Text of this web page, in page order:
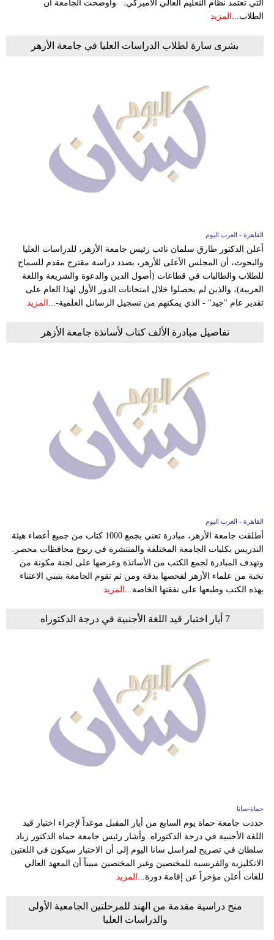
التي تعتمد نظام التعليم العالي الاميركي. واوضحت الجامعة ان
الطلاب... المزيد
بشرى سارة لطلاب الدراسات العليا في جامعة الأزهر
القاهرة - العرب اليوم
أعلن الدكتور طارق سلمان نائب رئيس جامعة الأزهر، للدراسات العليا
والبحوث، أن المجلس الأعلى للأزهر، بصدد دراسة مقترح مقدم للسماح
للطلاب والطالبات في قطاعات (أصول الدين والدعوة والشريعة واللغة
العربية)، والذين لم يحصلوا خلال امتحانات الدور الأول لهذا العام على
تقدير عام "جيد" - الذي يمكنهم من تسجيل الرسائل العلمية-... المزيد
تفاصيل مبادرة الألف كتاب لأساتذة جامعة الأزهر
القاهرة - العرب اليوم
أطلقت جامعة الأزهر، مبادرة تعني بجمع 1000 كتاب من جميع أعضاء هيئة
التدريس بكليات الجامعة المختلفة والمنتشرة في ربوع محافظات محصر.
وتهدف المبادرة لجمع الكتب من الأساتذة وعرضها على لجنة مكونة من
نخبة من علماء الأزهر لفحصها بدقة ومن ثم تقوم الجامعة بتبني الاعتناء
بهذه الكتب وطبعها على نفقتها الخاصة... المزيد
7 أيار اختبار قيد اللغة الأجنبية في درجة الدكتوراه
حماة-سانا
حددت جامعة حماة يوم السابع من أيار المقبل موعداً لإجراء اختبار قيد
اللغة الأجنبية في درجة الدكتوراه. وأشار رئيس جامعة حماة الدكتور زياد
سلطان في تصريح لمراسل سانا اليوم إلى أن الاختبار سيكون في اللغتين
الانكليزية والفرنسية للمختصين وغير المختصين مبيناً أن المعهد العالي
للغات أعلن مؤخراً عن إقامة دورة... المزيد
منح دراسية مقدمة من الهند للمرحلتين الجامعية الأولى
والدراسات العليا